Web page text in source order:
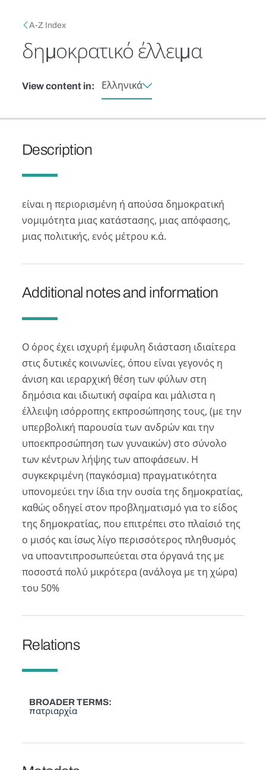
Breadcrumb
A-Z Index
δημοκρατικό έλλειμα
View content in: Ελληνικά
Description
είναι η περιορισμένη ή απούσα δημοκρατική
νομιμότητα μιας κατάστασης, μιας απόφασης,
μιας πολιτικής, ενός μέτρου κ.ά.
Additional notes and information
Ο όρος έχει ισχυρή έμφυλη διάσταση ιδιαίτερα
στις δυτικές κοινωνίες, όπου είναι γεγονός η
άνιση και ιεραρχική θέση των φύλων στη
δημόσια και ιδιωτική σφαίρα και μάλιστα η
έλλειψη ισόρροπης εκπροσώπησης τους, (με την
υπερβολική παρουσία των ανδρών και την
υποεκπροσώπηση των γυναικών) στο σύνολο
των κέντρων λήψης των αποφάσεων. Η
συγκεκριμένη (παγκόσμια) πραγματικότητα
υπονομεύει την ίδια την ουσία της δημοκρατίας,
καθώς οδηγεί στον προβληματισμό για το είδος
της δημοκρατίας, που επιτρέπει στο πλαίσιό της
ο μισός και ίσως λίγο περισσότερος πληθυσμός
να υποαντιπροσωπεύεται στα όργανά της με
ποσοστά πολύ μικρότερα (ανάλογα με τη χώρα)
του 50%
Relations
BROADER TERMS
πατριαρχία